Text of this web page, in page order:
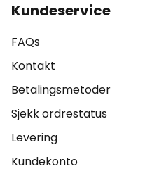
Kundeservice
FAQs
Kontakt
Betalingsmetoder
Sjekk ordrestatus
Levering
Kundekonto